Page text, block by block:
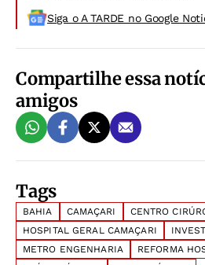
Siga o A TARDE no Google
Compartilhe essa
amigos
Tags
BAHIA CAMAÇARI CENTRO
HOSPITAL GERAL CAMAÇARI
METRO ENGENHARIA
REFORMA